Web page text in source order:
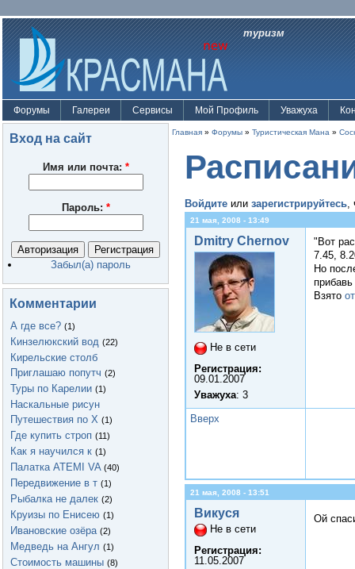
туризм
Форумы Галереи Сервисы Мой Профиль Уважуха
Вход на сайт
Имя или почта: *
Пароль: *
Забыл(а) пароль
Комментарии
А где все? (1)
Кинзелюкский вод (22)
Кирельские столб
Приглашаю попутч (2)
Туры по Карелии (1)
Наскальные рисун
Путешествия по Х (1)
Где купить строп (11)
Как я научился к (1)
Палатка ATEMI VA (40)
Передвижение в т (1)
Рыбалка не далек (2)
Круизы по Енисею (1)
Ивановские озёра (2)
Медведь на Ангул (1)
Стоимость машины (8)
Главная » Форумы » Туристическая Мана »
Войдите или зарегистрируйтесь,
21 мая, 2008 - 13:49
Dmitry Chernov
Не в сети
Регистрация:
09.01.2007
Уважуха: 3
"Вот
7.45,
Но
Взято
Вверх
21 мая, 2008 - 13:51
Викуся
Не в сети
Регистрация:
11.05.2007
Ой